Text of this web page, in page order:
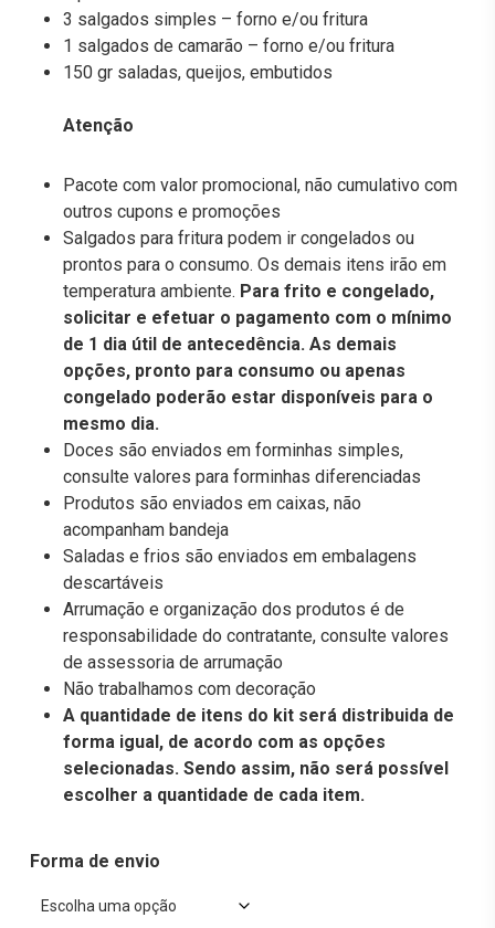
3 salgados simples – forno e/ou fritura
1 salgados de camarão – forno e/ou fritura
150 gr saladas, queijos, embutidos
Atenção
Pacote com valor promocional, não cumulativo com
outros cupons e promoções
Salgados para fritura podem ir congelados ou
prontos para o consumo. Os demais itens irão em
temperatura ambiente. Para frito e congelado,
solicitar e efetuar o pagamento com o mínimo
de 1 dia útil de antecedência. As demais
opções, pronto para consumo ou apenas
congelado poderão estar disponíveis para o
mesmo dia.
Doces são enviados em forminhas simples,
consulte valores para forminhas diferenciadas
Produtos são enviados em caixas, não
acompanham bandeja
Saladas e frios são enviados em embalagens
descartáveis
Arrumação e organização dos produtos é de
responsabilidade do contratante, consulte valores
de assessoria de arrumação
Não trabalhamos com decoração
A quantidade de itens do kit será distribuida de
forma igual, de acordo com as opções
selecionadas. Sendo assim, não será possível
escolher a quantidade de cada item.
Forma de envio